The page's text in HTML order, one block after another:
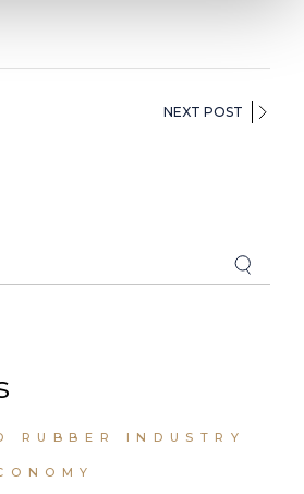
NEXT POST
RUBBER INDUSTRY